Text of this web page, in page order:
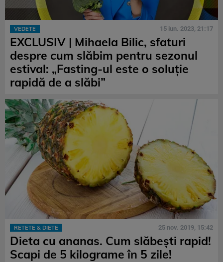
VEDETE 15 iun. 2023, 21:17
EXCLUSIV | Mihaela Bilic, sfaturi
despre cum slăbim pentru sezonul
estival: „Fasting-ul este o soluție
rapidă de a slăbi”
RETETE & DIETE 25 nov. 2019, 15:42
Dieta cu ananas. Cum slăbești rapid!
Scapi de 5 kilograme în 5 zile!